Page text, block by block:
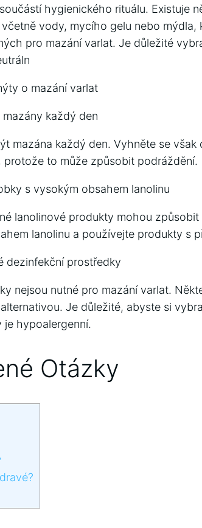
hygienického rituálu. Existuje
vody, mycího gelu nebo mýdla,
pro mazání varlat. Je důležité
o mazání varlat
každý den
mazána každý den. Vyhněte se
protože to může způsobit podráždění.
s vysokým obsahem lanolinu
lanolinové produkty mohou
lanolinu a používejte produkty s
dezinfekční prostředky
nejsou nutné pro mazání varlat.
Je důležité, abyste si
je hypoalergenní.
Otázky